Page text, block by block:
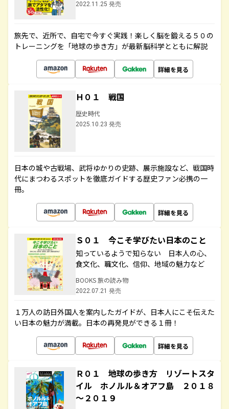
2022.11.25 発売
旅先で、近所で、自宅で今すぐ実践！楽しく脳を鍛える５０の
トレーニングを「地球の歩き方」が最新脳科学とともに解説
詳細を見る
Ｈ０１ 戦国
歴史時代
2025.10.23 発売
日本の城や古戦場、武将ゆかりの史跡、展示施設など、戦国時
代にまつわるスポットを徹底ガイドする歴史ファン必携の一
冊。
詳細を見る
Ｓ０１ 今こそ学びたい日本のこと
知っているようで知らない 日本人の心、
食文化、職文化、信仰、地域の魅力など
BOOKS 旅の読み物
2022.07.21 発売
１万人の訪日外国人を案内したガイドが、日本人にこそ伝えた
い日本の魅力が満載。日本の再発見ができる１冊！
詳細を見る
Ｒ０１ 地球の歩き方 リゾートスタ
イル ホノルル＆オアフ島 ２０１８
～２０１９